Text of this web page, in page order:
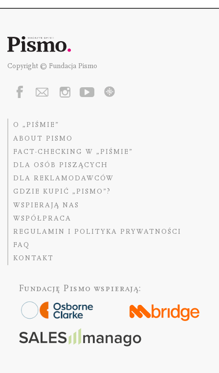
Copyright © Fundacja Pismo
O „PIŚMIE”
ABOUT PISMO
FACT-CHECKING W „PIŚMIE”
DLA OSÓB PISZĄCYCH
DLA REKLAMODAWCÓW
GDZIE KUPIĆ „PISMO”?
WSPIERAJĄ NAS
WSPÓŁPRACA
REGULAMIN I POLITYKA PRYWATNOŚCI
FAQ
KONTAKT
Fundację Pismo wspierają: